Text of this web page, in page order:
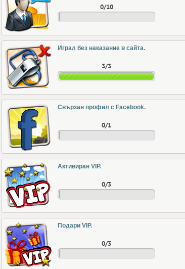
0/10
Играл без наказание в сайта.
3/3
Свързан профил с Facebook.
0/1
Активиран VIP.
0/3
Подари VIP.
0/3